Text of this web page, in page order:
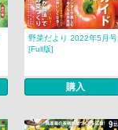
野菜だより 2022年5月号
[Full版]
購入